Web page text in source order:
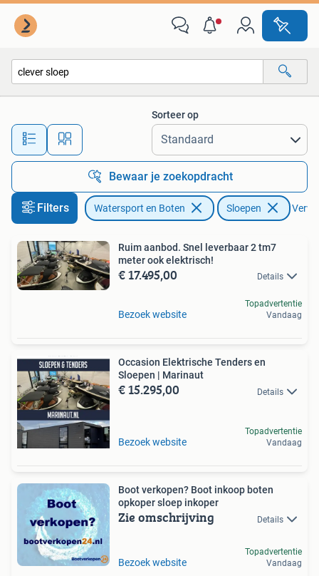
Alle afstanden…
Sorteer op
Bewaar je zoekopdracht
Filters Watersport en Boten Sloepen
Ruim aanbod. Snel leverbaar 2 tm7
meter ook elektrisch!
€ 17.495,00 Details
Bezoek website
Topadvertentie
Vandaag
Occasion Elektrische Tenders en
Sloepen | Marinaut
€ 15.295,00 Details
Bezoek website
Topadvertentie
Vandaag
Boot verkopen? Boot inkoop boten
opkoper sloep inkoper
Zie omschrijving Details
Bezoek website
Topadvertentie
Vandaag